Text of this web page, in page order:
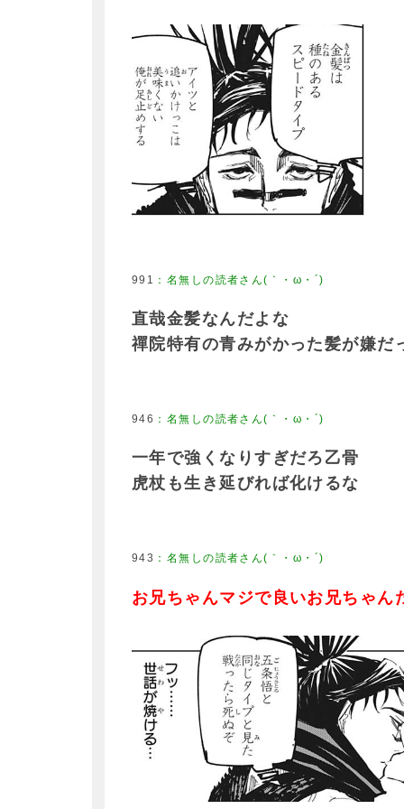
991 ： 名無しの読者さん(｀・ω・´)
直哉金髪なんだよな
禪院特有の青みがかった髪が嫌だ
946 ： 名無しの読者さん(｀・ω・´)
一年で強くなりすぎだろ乙骨
虎杖も生き延びれば化けるな
943 ： 名無しの読者さん(｀・ω・´)
お兄ちゃんマジで良いお兄ちゃん